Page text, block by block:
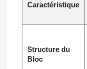
Caractéristique
Structure du
Bloc